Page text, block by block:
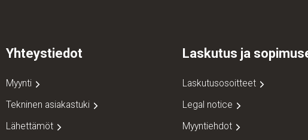
Yhteystiedot
Myynti
Tekninen asiakastuki
Lähettämöt
Laskutus ja
Laskutusosoitteet
Legal notice
Myyntiehdot